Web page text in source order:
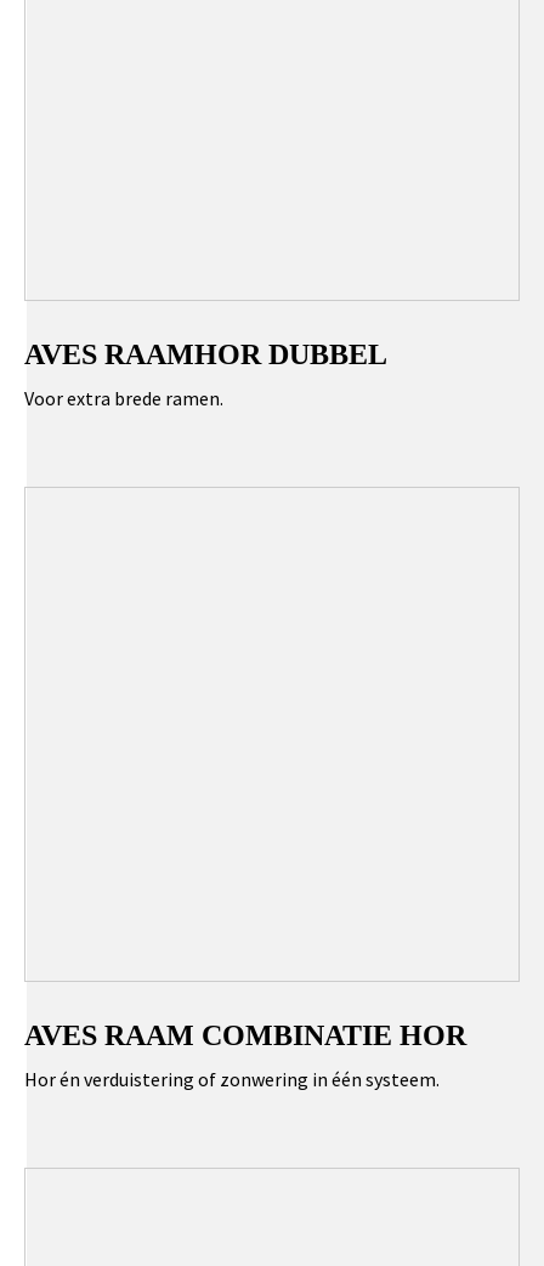
AVES RAAMHOR DUBBEL
Voor extra brede ramen.
AVES RAAM COMBINATIE HOR
Hor én verduistering of zonwering in één systeem.